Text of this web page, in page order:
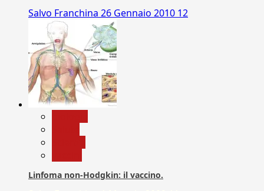
Salvo Franchina 26 Gennaio 2010 12
Linfoma non-Hodgkin: il vaccino.